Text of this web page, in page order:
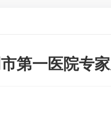
第一医院专